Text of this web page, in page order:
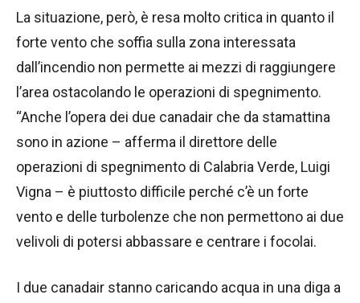
La situazione, però, è resa molto critica in quanto il
forte vento che soffia sulla zona interessata
dall’incendio non permette ai mezzi di raggiungere
l’area ostacolando le operazioni di spegnimento.
“Anche l’opera dei due canadair che da stamattina
sono in azione – afferma il direttore delle
operazioni di spegnimento di Calabria Verde, Luigi
Vigna – è piuttosto difficile perché c’è un forte
vento e delle turbolenze che non permettono ai due
velivoli di potersi abbassare e centrare i focolai.
I due canadair stanno caricando acqua in una diga a